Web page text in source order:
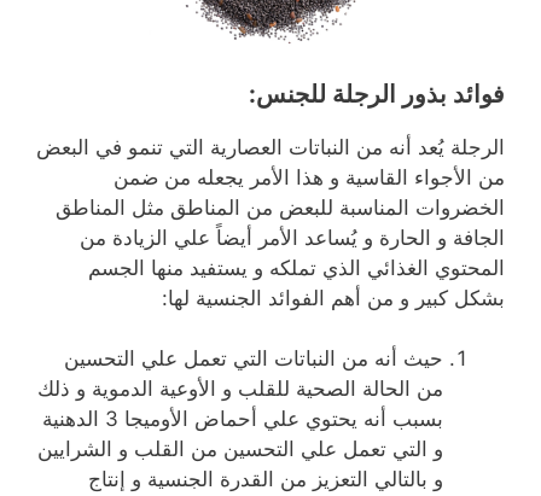
فوائد بذور الرجلة للجنس:
الرجلة يُعد أنه من النباتات العصارية التي تنمو في البعض
من الأجواء القاسية و هذا الأمر يجعله من ضمن
الخضروات المناسبة للبعض من المناطق مثل المناطق
الجافة و الحارة و يُساعد الأمر أيضاً علي الزيادة من
المحتوي الغذائي الذي تملكه و يستفيد منها الجسم
بشكل كبير و من أهم الفوائد الجنسية لها:
حيث أنه من النباتات التي تعمل علي التحسين
من الحالة الصحية للقلب و الأوعية الدموية و ذلك
بسبب أنه يحتوي علي أحماض الأوميجا 3 الدهنية
و التي تعمل علي التحسين من القلب و الشرايين
و بالتالي التعزيز من القدرة الجنسية و إنتاج